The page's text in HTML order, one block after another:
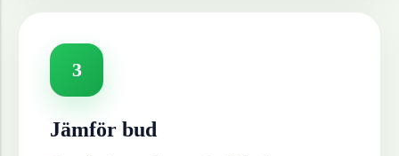
3
Jämför bud